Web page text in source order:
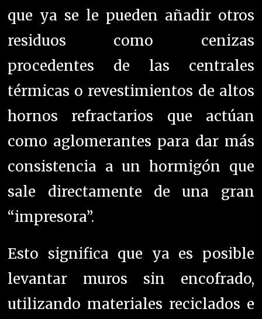
que ya se le pueden añadir otros
residuos como cenizas
procedentes de las centrales
térmicas o revestimientos de altos
hornos refractarios que actúan
como aglomerantes para dar más
consistencia a un hormigón que
sale directamente de una gran
“impresora”.
Esto significa que ya es posible
levantar muros sin encofrado,
utilizando materiales reciclados e